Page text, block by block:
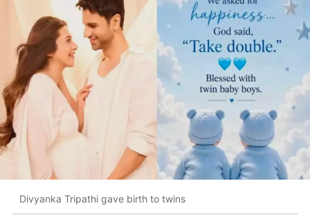
Divyanka Tripathi gave birth to twins